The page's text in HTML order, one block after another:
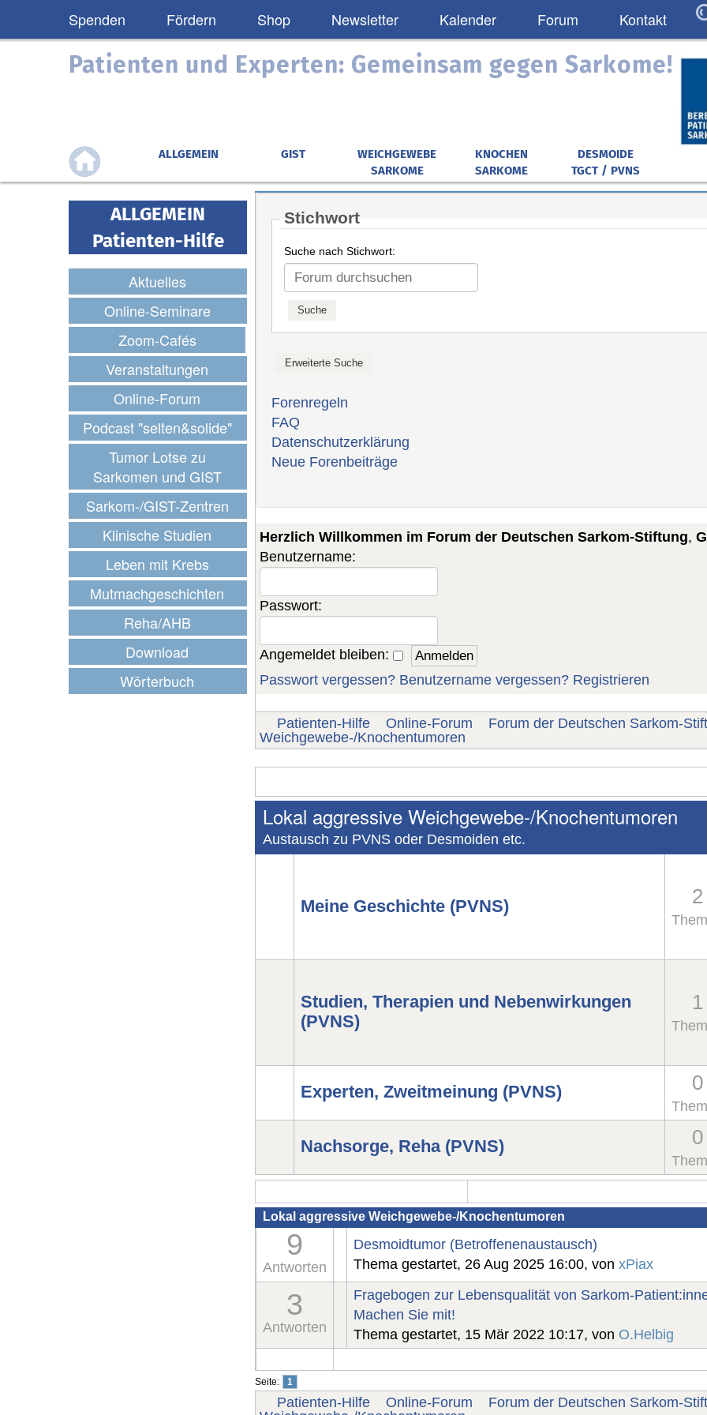
Spenden Fördern Shop Newsletter Kalender Forum Kontakt
Patienten und Experten: Gemeinsam gegen Sarkome!
ALLGEMEIN GIST
WEICHGEWEBE
SARKOME
KNOCHEN
SARKOME
DESMOIDE
TGCT / PVNS
ALLGEMEIN
Patienten-Hilfe
Aktuelles
Online-Seminare
Zoom-Cafés
Veranstaltungen
Online-Forum
Podcast "selten&solide"
Tumor Lotse zu
Sarkomen und GIST
Sarkom-/GIST-Zentren
Klinische Studien
Leben mit Krebs
Mutmachgeschichten
Reha/AHB
Download
Wörterbuch
Stichwort
Suche nach Stichwort:
Forenregeln
FAQ
Datenschutzerklärung
Neue Forenbeiträge
Herzlich Willkommen im Forum der Deutschen Sarkom-Stiftung,
Benutzername:
Passwort:
Angemeldet bleiben:
Passwort vergessen? Benutzername vergessen? Registrieren
Patienten-Hilfe Online-Forum
Forum der Deutschen Sarkom-
Weichgewebe-/Knochentumoren
Lokal aggressive Weichgewebe-/Knochentumoren
Austausch zu PVNS oder Desmoiden etc.
Meine Geschichte (PVNS) 2
Studien, Therapien und Nebenwirkungen
(PVNS)
1
Experten, Zweitmeinung (PVNS) 0
Nachsorge, Reha (PVNS) 0
Lokal aggressive Weichgewebe-/Knochentumoren
9
Antworten
Desmoidtumor (Betroffenenaustausch)
Thema gestartet, 26 Aug 2025 16:00, von xPiax
3
Antworten
Fragebogen zur Lebensqualität von Sarkom-
Machen Sie mit!
Thema gestartet, 15 Mär 2022 10:17, von O.Helbig
Seite: 1
Patienten-Hilfe Online-Forum
Forum der Deutschen Sarkom-